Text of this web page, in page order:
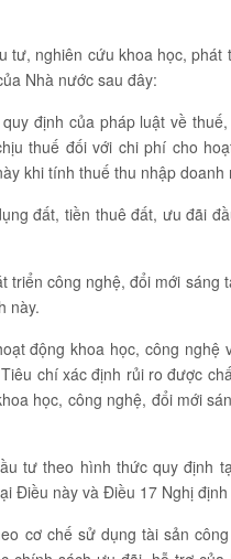
nghiên cứu khoa học,
Nhà nước sau đây:
định của pháp luật về
thuế đối với chi phí cho
khi tính thuế thu nhập
đất, tiền thuê đất, ưu đãi
công nghệ, đổi mới sáng
này.
động khoa học, công nghệ
chí xác định rủi ro được
học, công nghệ, đổi mới
tư theo hình thức quy định
Điều này và Điều 17 Nghị định
cơ chế sử dụng tài sản